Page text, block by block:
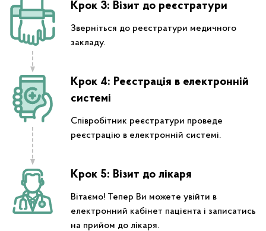
Крок 3: Візит до реєстратури
Зверніться до реєстратури медичного
закладу.
Крок 4: Реєстрація в електронній
системі
Співробітник реєстратури проведе
реєстрацію в електронній системі.
Крок 5: Візит до лікаря
Вітаємо! Тепер Ви можете увійти в
електронний кабінет пацієнта і записатись
на прийом до лікаря.